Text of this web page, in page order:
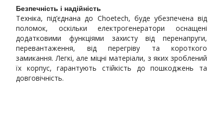
Безпечність і надійність
Техніка, під’єднана до Choetech, буде убезпечена від
поломок, оскільки електрогенератори оснащені
додатковими функціями захисту від перенапруги,
перевантаження, від перегріву та короткого
замикання. Легкі, але міцні матеріали, з яких зроблений
їх корпус, гарантують стійкість до пошкоджень та
довговічність.